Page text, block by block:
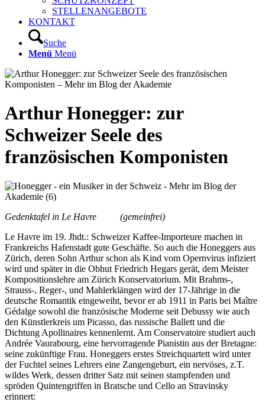
STELLENANGEBOTE
KONTAKT
Suche
Menü Menü
Arthur Honegger: zur
Schweizer Seele des
französischen Komponisten
Gedenktafel in Le Havre (gemeinfrei)
Le Havre im 19. Jhdt.: Schweizer Kaffee-Importeure machen in
Frankreichs Hafenstadt gute Geschäfte. So auch die Honeggers aus
Zürich, deren Sohn Arthur schon als Kind vom Opernvirus infiziert
wird und später in die Obhut Friedrich Hegars gerät, dem Meister
Kompositionslehre am Zürich Konservatorium. Mit Brahms-,
Strauss-, Reger-, und Mahlerklängen wird der 17-Jährige in die
deutsche Romantik eingeweiht, bevor er ab 1911 in Paris bei Maître
Gédalge sowohl die französische Moderne seit Debussy wie auch
den Künstlerkreis um Picasso, das russische Ballett und die
Dichtung Apollinaires kennenlernt. Am Conservatoire studiert auch
Andrée Vaurabourg, eine hervorragende Pianistin aus der Bretagne:
seine zukünftige Frau. Honeggers erstes Streichquartett wird unter
der Fuchtel seines Lehrers eine Zangengeburt, ein nervöses, z.T.
wildes Werk, dessen dritter Satz mit seinen stampfenden und
spröden Quintengriffen in Bratsche und Cello an Stravinsky
erinnert: